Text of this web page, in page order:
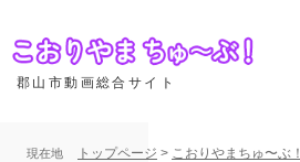
ジ
郡山市動画総合サイト
現在地 トップページ > こおりやまちゅ〜ぶ！